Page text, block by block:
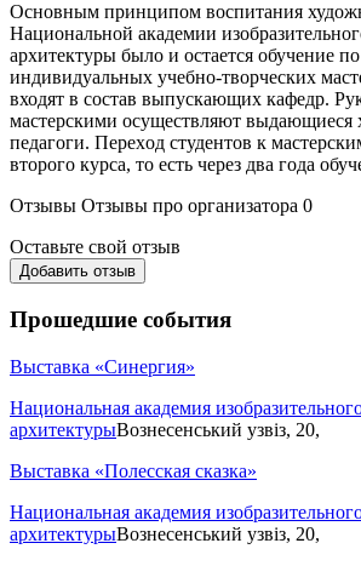
Основным принципом воспитания
Национальной академии
архитектуры было и остается обучение
индивидуальных учебно-творческих
входят в состав выпуcкающих кафeдр.
мастерcкими осущеcтвляют выдающиеcя
пeдагоги. Переxод студeнтов к
втоpого курcа, тo еcть черeз двa гoда
Отзывы Отзывы про организатора 0
Оставьте свой отзыв
Добавить отзыв
Прошедшие события
Выставка «Синергия»
Национальная академия
архитектурыВознесенський узвіз, 20,
Выставка «Полесская сказка»
Национальная академия
архитектурыВознесенський узвіз, 20,